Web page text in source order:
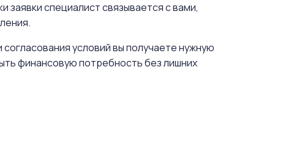
специалист связывается с вами,
условий вы получаете нужную
финансовую потребность без лишних